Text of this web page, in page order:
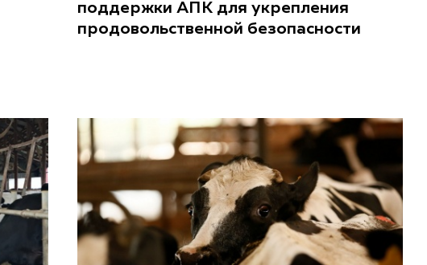
поддержки АПК для укрепления
продовольственной безопасности